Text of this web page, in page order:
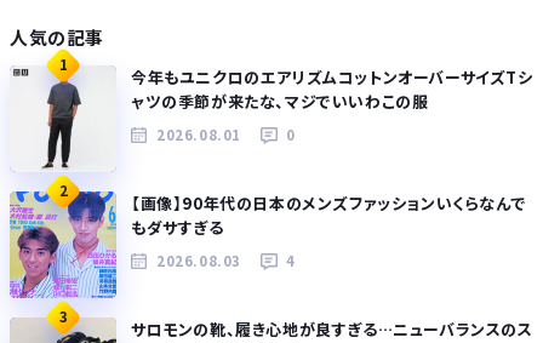
人気の記事
1
今年もユニクロのエアリズムコットンオーバーサイズTシ
ャツの季節が来たな、マジでいいわこの服
2026.08.01 0
2
【画像】90年代の日本のメンズファッションいくらなんで
もダサすぎる
2026.08.03 4
3
サロモンの靴、履き心地が良すぎる…ニューバランスのス